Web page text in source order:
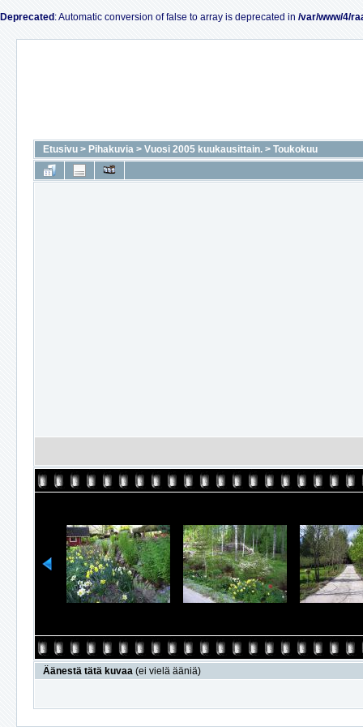
Deprecated : Automatic conversion of false to array is deprecated in /var/www/4/
Etusivu > Pihakuvia > Vuosi 2005 kuukausittain. > Toukokuu
Äänestä tätä kuvaa (ei vielä ääniä)